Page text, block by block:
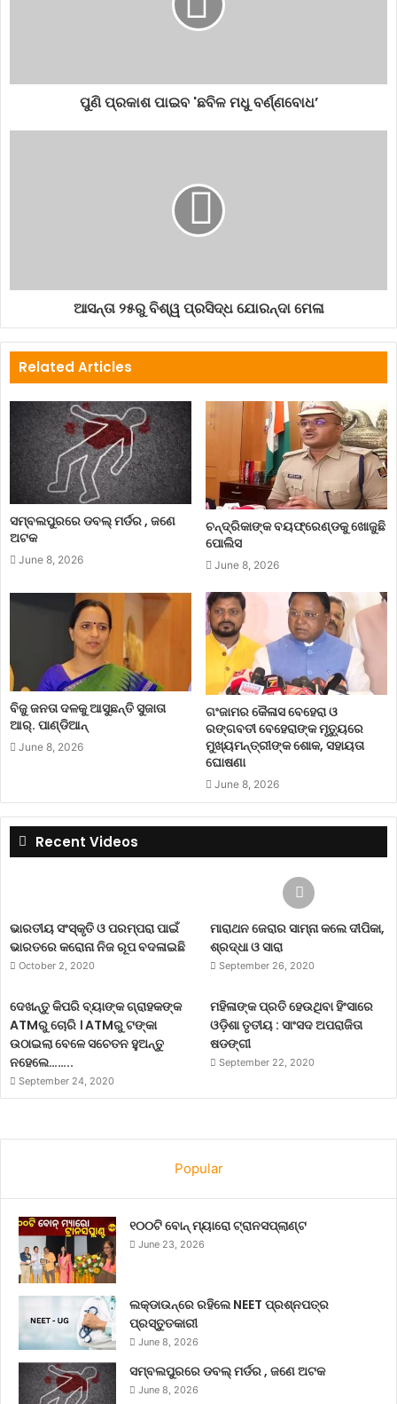
ଟଙ୍କା ଅନୁଦାନ ଦେବାକୁ କେନ୍ଦ୍ର ସରକାରଙ୍କୁ କମିଶନ ସୁପାରିସ କରିଛନ୍ତି।
ସେହିପରି ସମ୍ବଲପୁର ସହରର ଜଳ ନିଷ୍କାସନ ବ୍ୟବସ୍ଥା ନିମନ୍ତେ ୧୫୦
କୋଟି ଏବଂ ନବରଙ୍ଗପୁର ଜିଲାର କେନ୍ଦୁଗୁଡ଼ାଠାରେ ଇନ୍ଦ୍ରାବତୀ ନଦୀରେ
ସୁପାରିସ୍ କରାଯାଇଛି।
cyclone
flood naturaldisaster Odisha
waterlevel
ପୁଣି ପ୍ରକାଶ ପାଇବ 'ଛବିଳ ମଧୁ ବର୍ଣ୍ଣବୋଧ’
ଆସନ୍ତା ୨୫ରୁ ବିଶ୍ୱ ପ୍ରସିଦ୍ଧ ଯୋରନ୍ଦା ମେଳା
Related Articles
ସମ୍ବଲପୁରରେ ଡବଲ୍ ମର୍ଡର , ଜଣେ
ଅଟକ
June 8, 2026
ଚନ୍ଦ୍ରିକାଙ୍କ ବୟଫ୍ରେଣ୍ଡକୁ ଖୋଜୁଛି
ପୋଲିସ
June 8, 2026
ବିଜୁ ଜନତା ଦଳକୁ ଆସୁଛନ୍ତି ସୁଜାତା
ଆର୍‌. ପାଣ୍ଡିଆନ୍
June 8, 2026
ଗଂଜାମର କୈଳାସ ବେହେରା ଓ
ରଙ୍ଗବତୀ ବେହେରାଙ୍କ ମୃତ୍ୟୁରେ
ମୁଖ୍ୟମନ୍ତ୍ରୀଙ୍କ ଶୋକ, ସହାୟତା
ଘୋଷଣା
June 8, 2026
Recent Videos
ଭାରତୀୟ ସଂସ୍କୃତି ଓ ପରମ୍ପରା ପାଇଁ
ଭାରତରେ କରୋନା ନିଜ ରୂପ ବଦଳାଇଛି
October 2, 2020
ମାରାଥନ ଜେରାର ସାମ୍ନା କଲେ ଦୀପିକା,
ଶ୍ରଦ୍ଧା ଓ ସାରା
September 26, 2020
ଦେଖନ୍ତୁ କିପରି ବ୍ୟାଙ୍କ ଗ୍ରାହକଙ୍କ
ATMରୁ ଚୋରି । ATMରୁ ଟଙ୍କା
ଉଠାଇଲା ବେଳେ ସଚେତନ ହୁଅନ୍ତୁ
ନହେଲେ……..
September 24, 2020
ମହିଳାଙ୍କ ପ୍ରତି ହେଉଥିବା ହିଂସାରେ
ଓଡ଼ିଶା ତୃତୀୟ : ସାଂସଦ ଅପରାଜିତା
ଷଡଙ୍ଗୀ
September 22, 2020
Popular
୧୦୦ଟି ବୋନ୍ ମ୍ୟାରୋ ଟ୍ରାନସପ୍ଲାଣ୍ଟ
June 23, 2026
ଲକ୍‌ଡାଉନ୍‌ରେ ରହିଲେ NEET ପ୍ରଶ୍ନପତ୍ର
ପ୍ରସ୍ତୁତକାରୀ
June 8, 2026
ସମ୍ବଲପୁରରେ ଡବଲ୍ ମର୍ଡର , ଜଣେ ଅଟକ
June 8, 2026